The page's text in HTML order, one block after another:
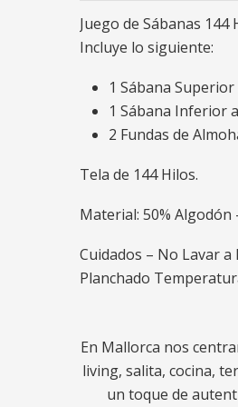
Juego de Sábanas
Incluye lo siguiente:
1 Sábana Superior
1 Sábana Inferior
2 Fundas de
Tela de 144 Hilos.
Material: 50% Algodón
Cuidados – No Lavar
Planchado
En Mallorca nos
living, salita, cocina,
un toque de